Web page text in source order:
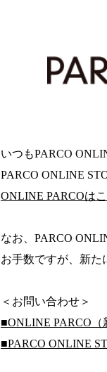
いつもPARCO
PARCO ONLINE
ONLINE PARCOは
なお、PARCO
お手数ですが、新た
＜お問い合わせ＞
■ONLINE PARCO（
■PARCO ONLINE